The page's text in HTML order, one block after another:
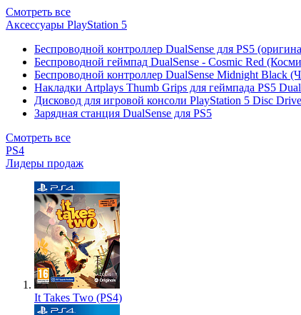
Смотреть все
Аксессуары PlayStation 5
Беспроводной контроллер DualSense для PS5
Беспроводной геймпад DualSense - Cosmic Red
Беспроводной контроллер DualSense Midnight Black
Накладки Artplays Thumb Grips для геймпада PS5
Дисковод для игровой консоли PlayStation 5 Disc
Зарядная станция DualSense для PS5
Смотреть все
PS4
Лидеры продаж
It Takes Two (PS4)